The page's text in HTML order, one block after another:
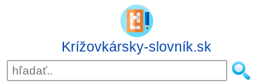
Krížovkársky-slovník.sk